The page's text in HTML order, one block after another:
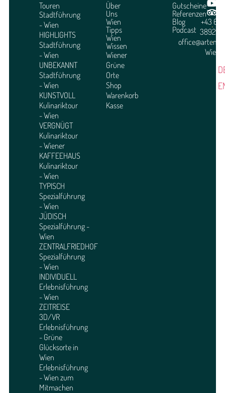
Touren
Stadtführung
- Wien
HIGHLIGHTS
Stadtführung
- Wien
UNBEKANNT
Stadtführung
- Wien
KUNSTVOLL
Kulinariktour
- Wien
VERGNÜGT
Kulinariktour
- Wiener
KAFFEEHAUS
Kulinariktour
- Wien
TYPISCH
Spezialführung
- Wien
JÜDISCH
Spezialführung -
Wien
ZENTRALFRIEDHOF
Spezialführung
- Wien
INDIVIDUELL
Erlebnisführung
- Wien
ZEITREISE
3D/VR
Erlebnisführung
- Grüne
Glücksorte in
Wien
Erlebnisführung
- Wien zum
Mitmachen
Über
Uns
Wien
Tipps
Wien
Wissen
Wiener
Grüne
Orte
Shop
Warenkorb
Kasse
Gutscheine
Referenzen
Blog
Podcast
+43 664
3892951
Wien